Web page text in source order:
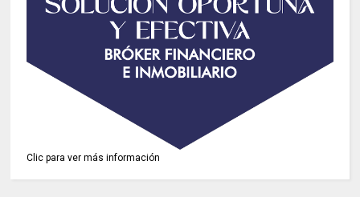
Clic para ver más información